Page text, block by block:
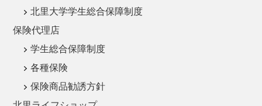
北里大学学生総合保障制度
保険代理店
学生総合保障制度
各種保険
保険商品勧誘方針